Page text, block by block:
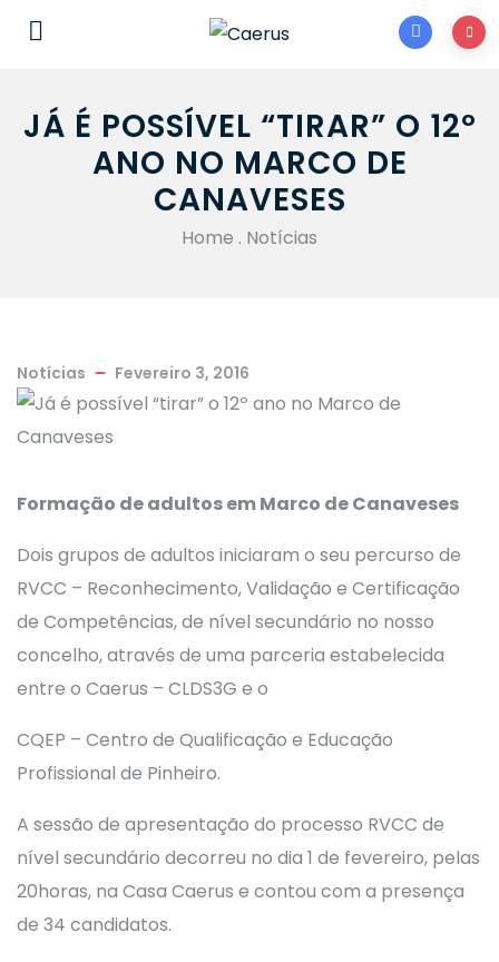
JÁ É POSSÍVEL “TIRAR” O 12º
ANO NO MARCO DE
CANAVESES
Home . Notícias
Notícias Fevereiro 3, 2016
Formação de adultos em Marco de Canaveses
Dois grupos de adultos iniciaram o seu percurso de
RVCC – Reconhecimento, Validação e Certificação
de Competências, de nível secundário no nosso
concelho, através de uma parceria estabelecida
entre o Caerus – CLDS3G e o
CQEP – Centro de Qualificação e Educação
Profissional de Pinheiro.
A sessão de apresentação do processo RVCC de
nível secundário decorreu no dia 1 de fevereiro, pelas
20horas, na Casa Caerus e contou com a presença
de 34 candidatos.